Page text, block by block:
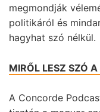
megmondják
politikáról és
hagyhat szó nélkül.
MIRŐL LESZ SZÓ
A Concorde